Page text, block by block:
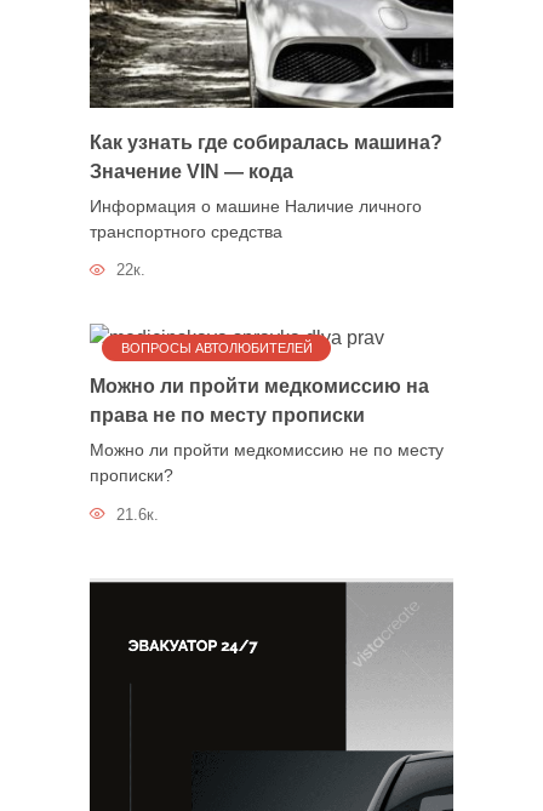
Как узнать где собиралась машина?
Значение VIN — кода
Информация о машине Наличие личного
транспортного средства
22к.
ВОПРОСЫ АВТОЛЮБИТЕЛЕЙ
Можно ли пройти медкомиссию на
права не по месту прописки
Можно ли пройти медкомиссию не по месту
прописки?
21.6к.